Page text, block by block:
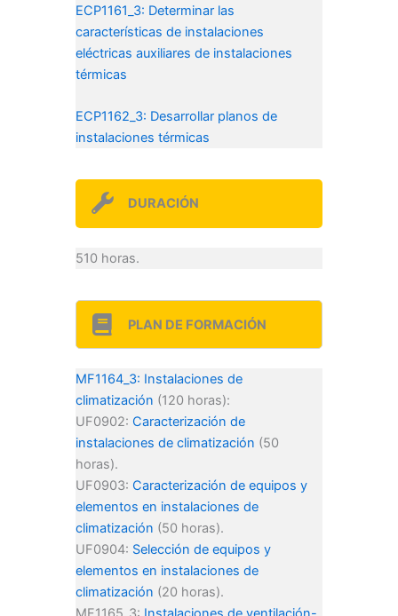
ECP1161_3: Determinar las
características de instalaciones
eléctricas auxiliares de instalaciones
térmicas
ECP1162_3: Desarrollar planos de
instalaciones térmicas
DURACIÓN
510 horas.
PLAN DE FORMACIÓN
MF1164_3: Instalaciones de
climatización (120 horas):
UF0902: Caracterización de
instalaciones de climatización (50
horas).
UF0903: Caracterización de equipos y
elementos en instalaciones de
climatización (50 horas).
UF0904: Selección de equipos y
elementos en instalaciones de
climatización (20 horas).